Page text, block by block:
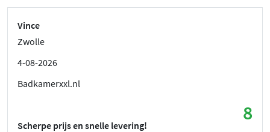
Vince
Zwolle
4-08-2026
Badkamerxxl.nl
8
Scherpe prijs en snelle levering!